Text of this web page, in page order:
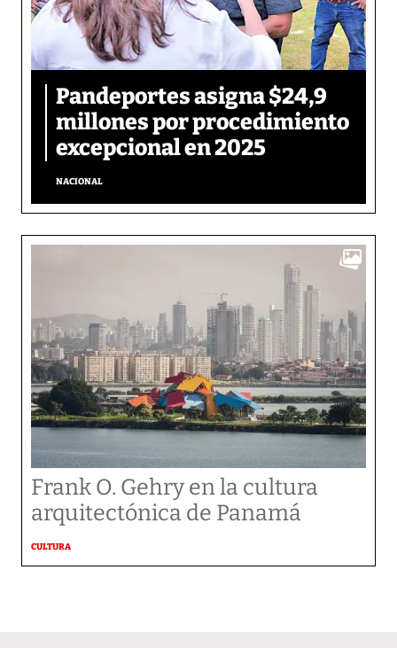
Pandeportes asigna $24,9
millones por procedimiento
excepcional en 2025
NACIONAL
Frank O. Gehry en la cultura
arquitectónica de Panamá
CULTURA